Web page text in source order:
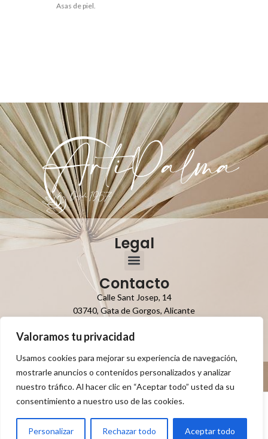
Valoramos tu privacidad
Usamos cookies para mejorar su experiencia de navegación,
mostrarle anuncios o contenidos personalizados y analizar
nuestro tráfico. Al hacer clic en “Aceptar todo” usted da su
consentimiento a nuestro uso de las cookies.
Personalizar Rechazar todo Aceptar todo
Asas de piel.
Legal
Contacto
Calle Sant Josep, 14
03740, Gata de Gorgos, Alicante
Email: info.artipalma@gmail.com
Desarrollado por Tuacte
0